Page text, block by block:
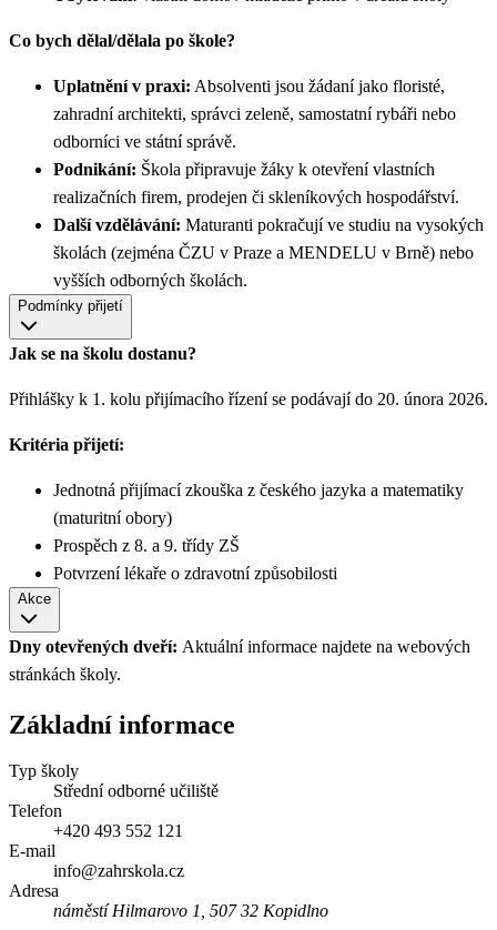
Co bych dělal/dělala po škole?
Uplatnění v praxi: Absolventi jsou žádaní jako floristé,
zahradní architekti, správci zeleně, samostatní rybáři nebo
odborníci ve státní správě.
Podnikání: Škola připravuje žáky k otevření vlastních
realizačních firem, prodejen či skleníkových hospodářství.
Další vzdělávání: Maturanti pokračují ve studiu na vysokých
školách (zejména ČZU v Praze a MENDELU v Brně) nebo
vyšších odborných školách.
Podmínky přijetí
Jak se na školu dostanu?
Přihlášky k 1. kolu přijímacího řízení se podávají do 20. února 2026.
Kritéria přijetí:
Jednotná přijímací zkouška z českého jazyka a matematiky
(maturitní obory)
Prospěch z 8. a 9. třídy ZŠ
Potvrzení lékaře o zdravotní způsobilosti
Akce
Dny otevřených dveří: Aktuální informace najdete na webových
stránkách školy.
Základní informace
Typ školy
Střední odborné učiliště
Telefon
+420 493 552 121
E-mail
info@zahrskola.cz
Adresa
náměstí Hilmarovo 1, 507 32 Kopidlno